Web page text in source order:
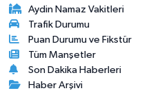
Aydin Namaz Vakitleri
Trafik Durumu
Puan Durumu ve Fikstür
Tüm Manşetler
Son Dakika Haberleri
Haber Arşivi